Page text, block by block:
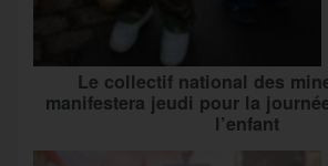
Le collectif national des
manifestera jeudi pour la
l’enfant